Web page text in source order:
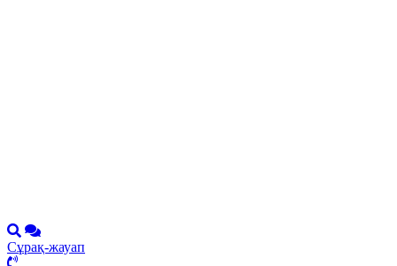
Сұрақ-жауап